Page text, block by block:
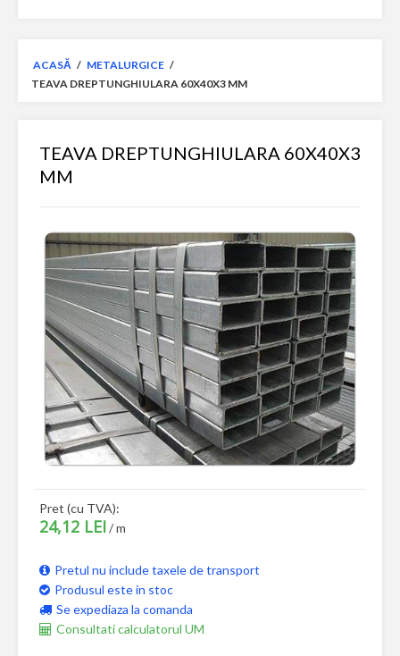
ACASĂ / METALURGICE /
TEAVA DREPTUNGHIULARA 60X40X3 MM
TEAVA DREPTUNGHIULARA 60X40X3
MM
Pret (cu TVA):
24,12 LEI/ m
Pretul nu include taxele de transport
Produsul este in stoc
Se expediaza la comanda
Consultati calculatorul UM